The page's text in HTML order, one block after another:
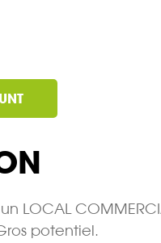
LOCAL
potentiel.